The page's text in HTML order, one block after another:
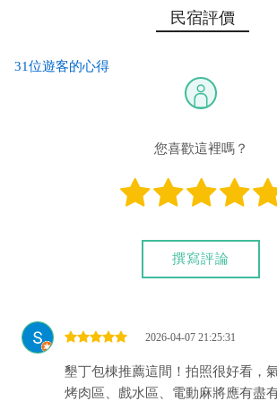
永和郵局 代號：700 局號：0311646
您也可以利用這幾個常用的網路ATM匯款： [
民宿評價
31位遊客的心得
您喜歡這裡嗎？
撰寫評論
2026-04-07 21:25:31
墾丁包棟推薦這間！拍照很好看，
烤肉區、戲水區、電動麻將應有盡有